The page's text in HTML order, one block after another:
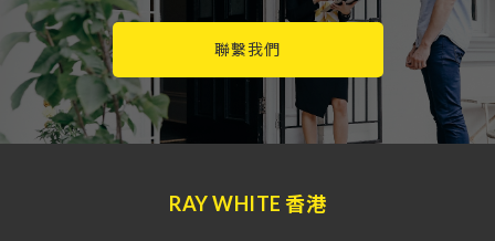
聯繫我們
RAY WHITE 香港